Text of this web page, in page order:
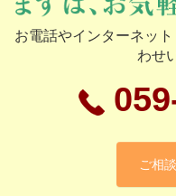
お電話やインターネッ
わせ
ご相